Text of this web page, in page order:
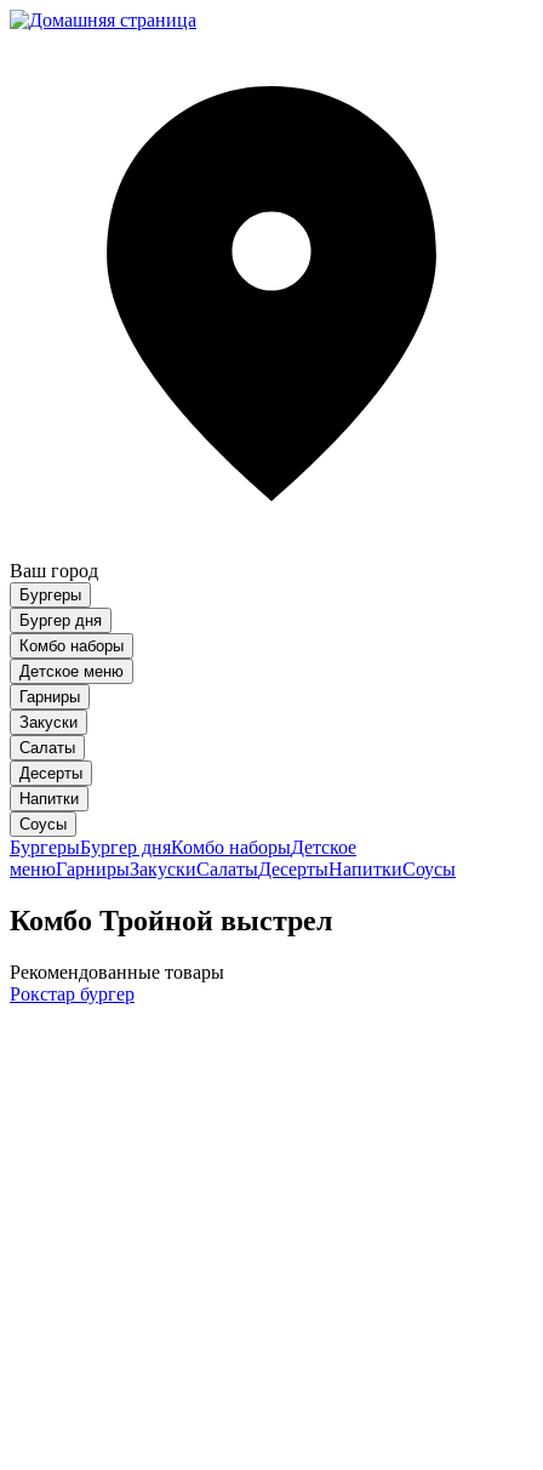
Ваш город
Бургеры
Бургер дня
Комбо наборы
Детское меню
Гарниры
Закуски
Салаты
Десерты
Напитки
Соусы
БургерыБургер дняКомбо наборыДетское
менюГарнирыЗакускиСалатыДесертыНапиткиСоусы
Комбо Тройной выстрел
Рекомендованные товары
Рокстар бургер